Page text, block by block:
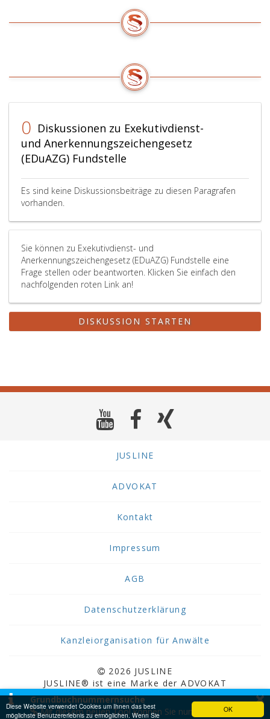
OK
Diese Website verwendet Cookies um Ihnen das best
möglichste Benutzererlebnis zu ermöglichen. Wenn Sie
0 Diskussionen zu Exekutivdienst-
und Anerkennungszeichengesetz
(EDuAZG) Fundstelle
Es sind keine Diskussionsbeiträge zu diesen Paragrafen
vorhanden.
Sie können zu Exekutivdienst- und
Anerkennungszeichengesetz (EDuAZG) Fundstelle eine
Frage stellen oder beantworten. Klicken Sie einfach den
nachfolgenden roten Link an!
DISKUSSION STARTEN
JUSLINE
ADVOKAT
Kontakt
Impressum
AGB
Datenschutzerklärung
Kanzleiorganisation für Anwälte
2026 JUSLINE
JUSLINE® ist eine Marke der ADVOKAT
Unternehmensberatung Greiter & Greiter GmbH.
×
Grundbuchnummernsuche
Mit diesem neuen Tool können Sie nun